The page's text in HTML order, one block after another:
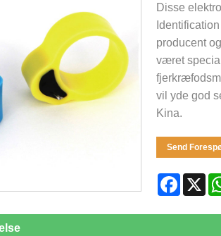
Disse
producent
været
vil yde god
Kina.
Send
X